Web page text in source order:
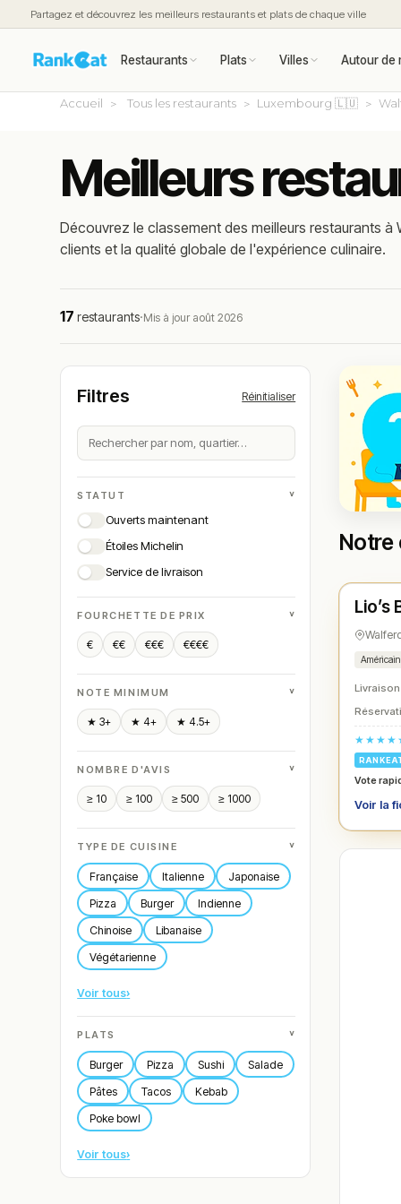
Partagez et découvrez les meilleurs restaurants et plats de chaque ville
Restaurants Plats Villes Autour de
Accueil Tous les restaurants Luxembourg 🇱🇺
Meilleurs
Découvrez le classement des meilleurs restaurants
clients et la qualité globale de l'expérience culinaire.
17 restaurants·Mis à jour août 2026
Filtres Réinitialiser
STATUT ˅
Ouverts maintenant
Étoiles Michelin
Service de livraison
FOURCHETTE DE PRIX ˅
€ €€ €€€ €€€€
NOTE MINIMUM ˅
★ 3+ ★ 4+ ★ 4.5+
NOMBRE D'AVIS ˅
≥ 10 ≥ 100 ≥ 500 ≥ 1000
TYPE DE CUISINE ˅
Française Italienne
Japonaise
Pizza
Burger
Indienne
Chinoise
Libanaise
Végétarienne
Voir tous›
PLATS ˅
Burger Pizza Sushi
Salade
Pâtes
Tacos
Kebab
Poke bowl
Voir tous›
Notre
★ N°
Lio’s
Livraison
Vote
Voir la